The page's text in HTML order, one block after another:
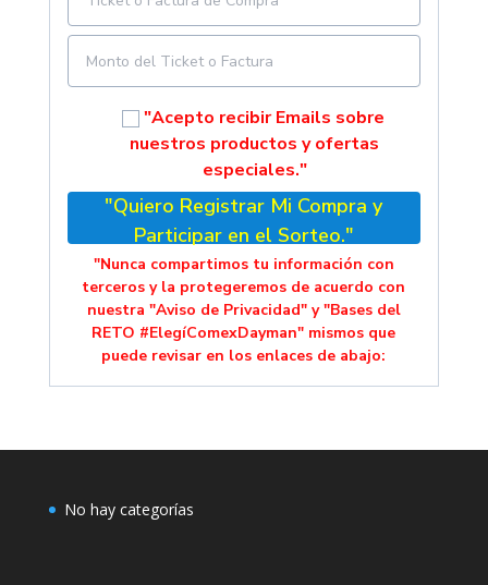
"Acepto recibir Emails sobre
nuestros productos y ofertas
especiales."
"Quiero Registrar Mi Compra y
Participar en el Sorteo."
"Nunca compartimos tu información con
terceros y la protegeremos de acuerdo con
nuestra "Aviso de Privacidad" y "Bases del
RETO #ElegíComexDayman" mismos que
puede revisar en los enlaces de abajo:
No hay categorías